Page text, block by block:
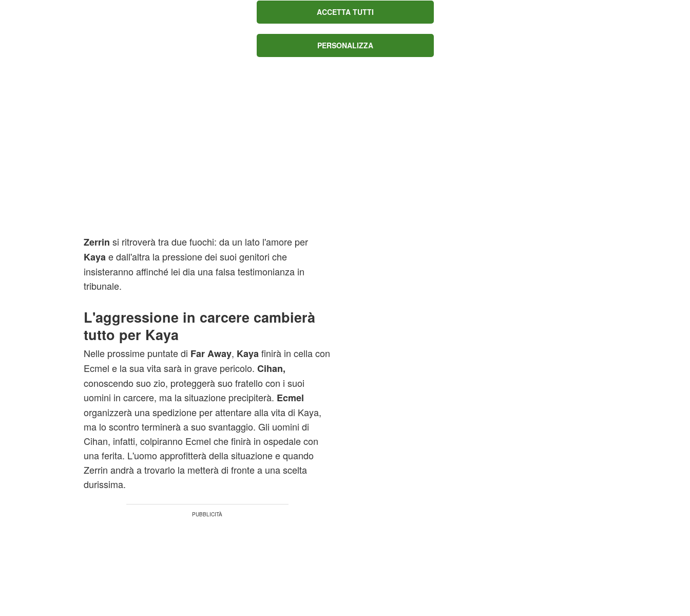
penserà di usare questa situazione per
Zerrin si ritroverà tra due fuochi: da un lato l'amore per
Kaya e dall'altra la pressione dei suoi genitori che
insisteranno affinché lei dia una falsa testimonianza in
tribunale.
L'aggressione in carcere cambierà
tutto per Kaya
Nelle prossime puntate di Far Away, Kaya finirà in cella con
Ecmel e la sua vita sarà in grave pericolo. Cihan,
conoscendo suo zio, proteggerà suo fratello con i suoi
uomini in carcere, ma la situazione precipiterà. Ecmel
organizzerà una spedizione per attentare alla vita di Kaya,
ma lo scontro terminerà a suo svantaggio. Gli uomini di
Cihan, infatti, colpiranno Ecmel che finirà in ospedale con
una ferita. L'uomo approfitterà della situazione e quando
Zerrin andrà a trovarlo la metterà di fronte a una scelta
durissima.
ACCETTA TUTTI
PERSONALIZZA